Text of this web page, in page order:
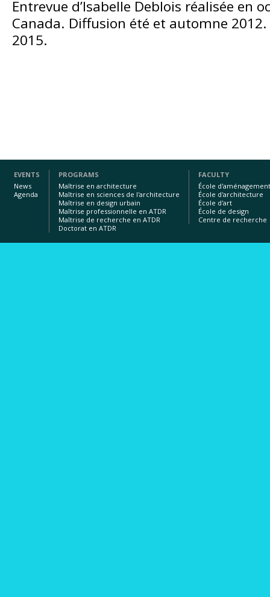
Entrevue d’Isabelle Deblois réalisée en
Canada. Diffusion été et automne
2015.
EVENTS
News
Agenda
PROGRAMS
Maîtrise en architecture
Maîtrise en sciences de l'architecture
Maîtrise en design urbain
Maîtrise professionnelle en ATDR
Maîtrise de recherche en ATDR
Doctorat en ATDR
FACULTY
École d'aménagement
École d'architecture
École d'art
École de design
Centre de recherche